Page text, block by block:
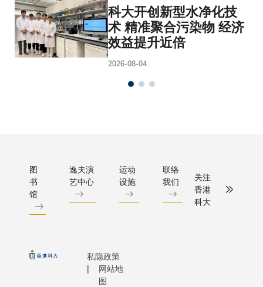
科大开创新型水净化技
术 精准聚合污染物 经济
效益提升近倍
2026-08-04
图
书
馆
逸夫演
艺中心
运动
设施
联络
我们
关注
香港
科大
私隐政策
网站地
图